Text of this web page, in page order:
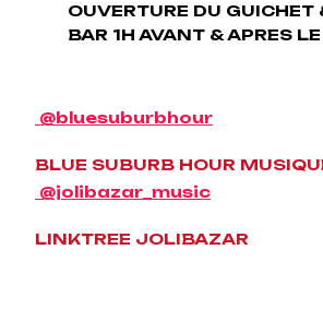
OUVERTURE DU GUICHET
BAR 1H AVANT & APRES
@bluesuburbhour
BLUE SUBURB HOUR
@jolibazar_music
LINKTREE JOLIBAZAR